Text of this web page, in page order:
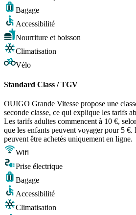
Bagage
Accessibilité
Nourriture et boisson
Climatisation
Vélo
Standard Class / TGV
OUIGO Grande Vitesse propose une
seconde classe, ce qui explique les tarifs
Les tarifs adultes commencent à 10 €,
que les enfants peuvent voyager pour 5
peuvent être achetés uniquement en ligne.
Wifi
Prise électrique
Bagage
Accessibilité
Climatisation